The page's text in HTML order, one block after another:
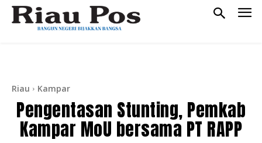
Riau Kampar
Pengentasan Stunting, Pemkab
Kampar MoU bersama PT RAPP